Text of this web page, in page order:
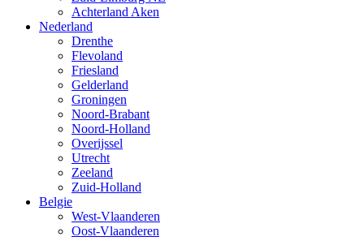
Achterland Aken
Nederland
Drenthe
Flevoland
Friesland
Gelderland
Groningen
Noord-Brabant
Noord-Holland
Overijssel
Utrecht
Zeeland
Zuid-Holland
Belgie
West-Vlaanderen
Oost-Vlaanderen